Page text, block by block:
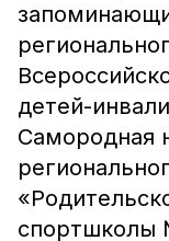
детей-
Самородная